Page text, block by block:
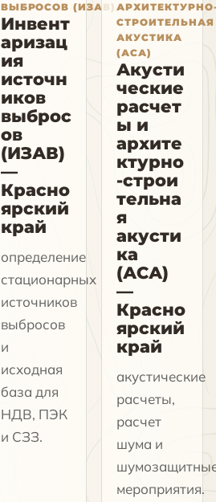
ВЫБРОСОВ (ИЗАВ)
Инвент
аризац
ия
источн
иков
выброс
ов
(ИЗАВ)
—
Красно
ярский
край
определение
стационарных
источников
выбросов
и
исходная
база для
НДВ, ПЭК
и СЗЗ.
СТРОИТЕЛЬНАЯ
АКУСТИКА
(АСА)
Акусти
ческие
расчет
ы и
архите
ктурно
-строи
тельна
я
акусти
ка
(АСА)
—
Красно
ярский
край
акустические
расчеты,
расчет
шума и
мероприятия.